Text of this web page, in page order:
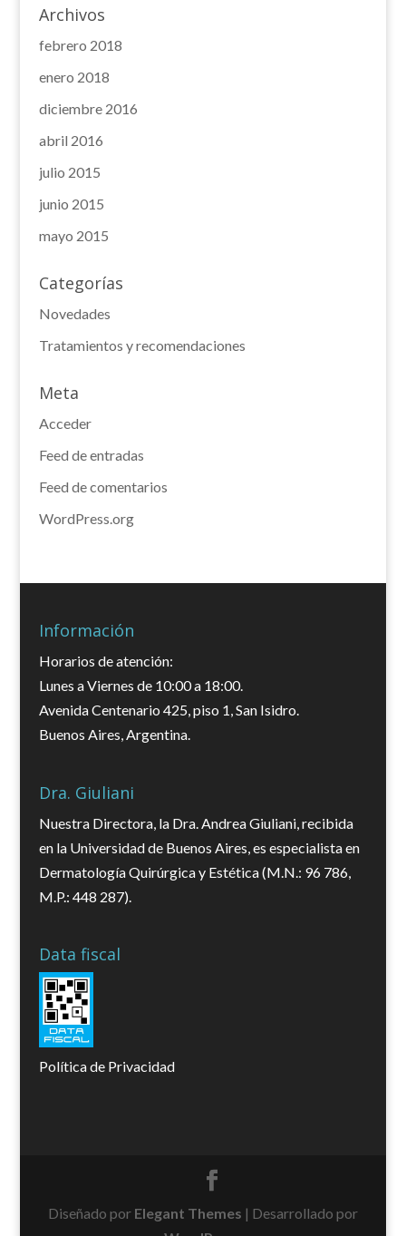
Archivos
febrero 2018
enero 2018
diciembre 2016
abril 2016
julio 2015
junio 2015
mayo 2015
Categorías
Novedades
Tratamientos y recomendaciones
Meta
Acceder
Feed de entradas
Feed de comentarios
WordPress.org
Información
Horarios de atención:
Lunes a Viernes de 10:00 a 18:00.
Avenida Centenario 425, piso 1, San Isidro.
Buenos Aires, Argentina.
Dra. Giuliani
Nuestra Directora, la Dra. Andrea Giuliani, recibida
en la Universidad de Buenos Aires, es especialista en
Dermatología Quirúrgica y Estética (M.N.: 96 786,
M.P.: 448 287).
Data fiscal
Política de Privacidad
Diseñado por Elegant Themes | Desarrollado por